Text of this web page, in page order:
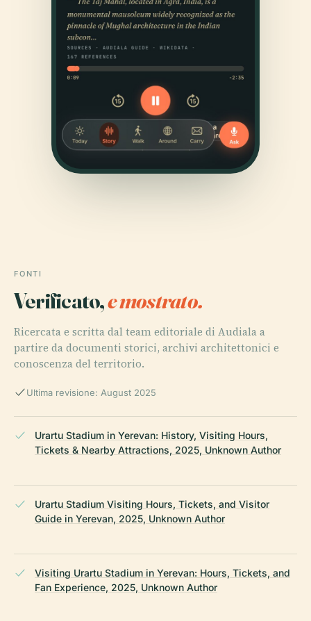
FONTI
Verificato,e mostrato.
Ricercata e scritta dal team editoriale di Audiala a
partire da documenti storici, archivi architettonici e
conoscenza del territorio.
Ultima revisione: August 2025
Urartu Stadium in Yerevan: History, Visiting Hours,
Tickets & Nearby Attractions, 2025, Unknown Author
Urartu Stadium Visiting Hours, Tickets, and Visitor
Guide in Yerevan, 2025, Unknown Author
Visiting Urartu Stadium in Yerevan: Hours, Tickets, and
Fan Experience, 2025, Unknown Author